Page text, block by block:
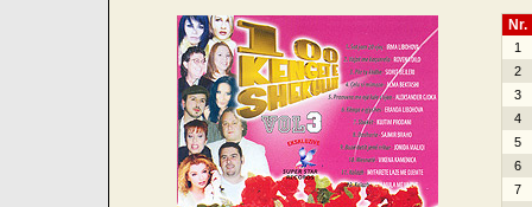
Nr.
1
2
3
4
5
6
7